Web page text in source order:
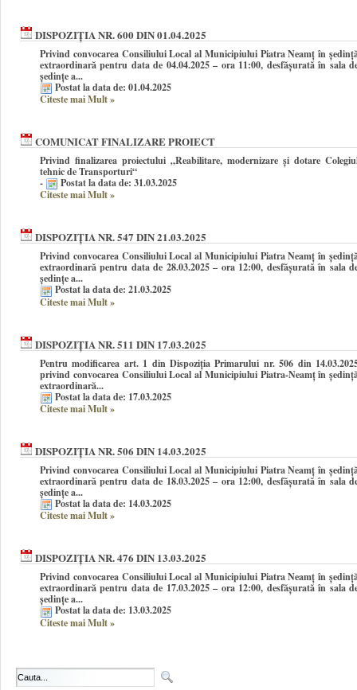
DISPOZIȚIA NR. 600 DIN 01.04.2025
Privind convocarea Consiliului Local al Municipiului Piatra Neamţ în
extraordinară pentru data de 04.04.2025 – ora 11:00, desfășurată în sala
ședințe a...
Postat la data de: 01.04.2025
Citeste mai Mult»
COMUNICAT FINALIZARE PROIECT
Privind finalizarea proiectului „Reabilitare, modernizare și dotare
tehnic de Transporturi“
-
Postat la data de: 31.03.2025
Citeste mai Mult»
DISPOZIȚIA NR. 547 DIN 21.03.2025
Privind convocarea Consiliului Local al Municipiului Piatra Neamţ în
extraordinară pentru data de 28.03.2025 – ora 12:00, desfășurată în sala
ședințe a...
Postat la data de: 21.03.2025
Citeste mai Mult»
DISPOZIȚIA NR. 511 DIN 17.03.2025
Pentru modificarea art. 1 din Dispoziția Primarului nr. 506 din
privind convocarea Consiliului Local al Municipiului Piatra-Neamţ în
extraordinară...
Postat la data de: 17.03.2025
Citeste mai Mult»
DISPOZIȚIA NR. 506 DIN 14.03.2025
Privind convocarea Consiliului Local al Municipiului Piatra Neamţ în
extraordinară pentru data de 18.03.2025 – ora 12:00, desfășurată în sala
ședințe a...
Postat la data de: 14.03.2025
Citeste mai Mult»
DISPOZIȚIA NR. 476 DIN 13.03.2025
Privind convocarea Consiliului Local al Municipiului Piatra Neamţ în
extraordinară pentru data de 17.03.2025 – ora 12:00, desfășurată în sala
ședințe a...
Postat la data de: 13.03.2025
Citeste mai Mult»